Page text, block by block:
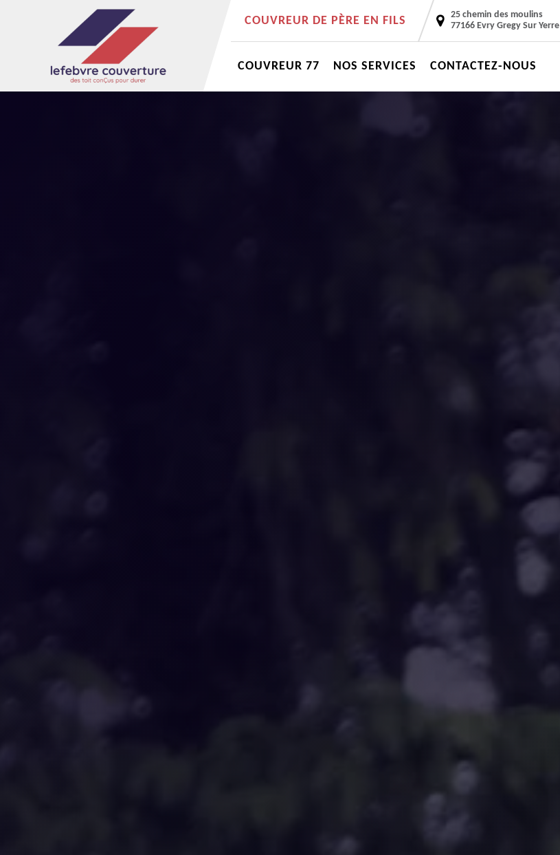
COUVREUR DE PÈRE EN FILS
25 chemin des moulins
77166 Evry Gregy Sur Yerre
COUVREUR 77 NOS SERVICES CONTACTEZ-NOUS